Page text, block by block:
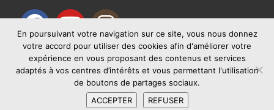
En poursuivant votre navigation sur ce site, vous nous donnez
votre accord pour utiliser des cookies afin d'améliorer votre
expérience en vous proposant des contenus et services
adaptés à vos centres d’intérêts et vous permettant l'utilisation
de boutons de partages sociaux.
ACCEPTER
REFUSER